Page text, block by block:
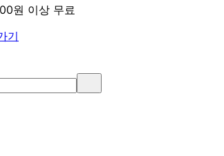
원 이상 무료
기